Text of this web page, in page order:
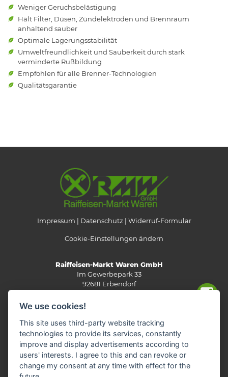
Weniger Geruchsbelästigung
Hält Filter, Düsen, Zündelektroden und Brennraum
anhaltend sauber
Optimale Lagerungsstabilität
Umweltfreundlichkeit und Sauberkeit durch stark
verminderte Rußbildung
Empfohlen für alle Brenner-Technologien
Qualitätsgarantie
Impressum Datenschutz Widerruf-Formular
Cookie-Einstellungen ändern
Raiffeisen-Markt Waren GmbH
Im Gewerbepark 33
92681 Erbendorf
Telefon: 0 96 82/92 05-0
Fax: 0 96 82/92 05-13
E-Mail:info(at)rmw-steinwald.de
KONTAKTVERZEICHNIS
We use cookies!
This site uses third-party website tracking
technologies to provide its services, constantly
improve and display advertisements according to
users' interests. I agree to this and can revoke or
change my consent at any time with effect for the